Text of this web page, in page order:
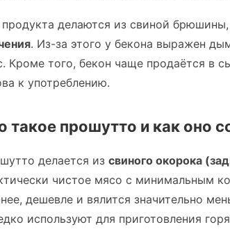
делаются из свиной брюшины,
. Из-за этого у бекона выражен
Кроме того, бекон чаще продаётся в
к употреблению.
такое прошутто и как оно
делается из свиного окорока
чистое мясо с минимальным
дешевле и вялится значительно
используют для приготовления